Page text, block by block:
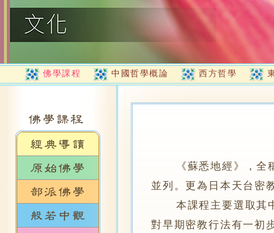
佛學課程 中國哲學概論 西方哲學
《蘇悉地經》，
並列。更為日本天台密
本課程主要選取其中
對早期密教行法有一初